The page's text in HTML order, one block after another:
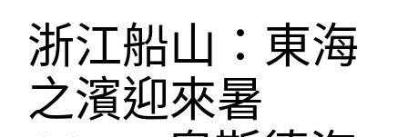
浙江船山：東海
之濱迎來暑